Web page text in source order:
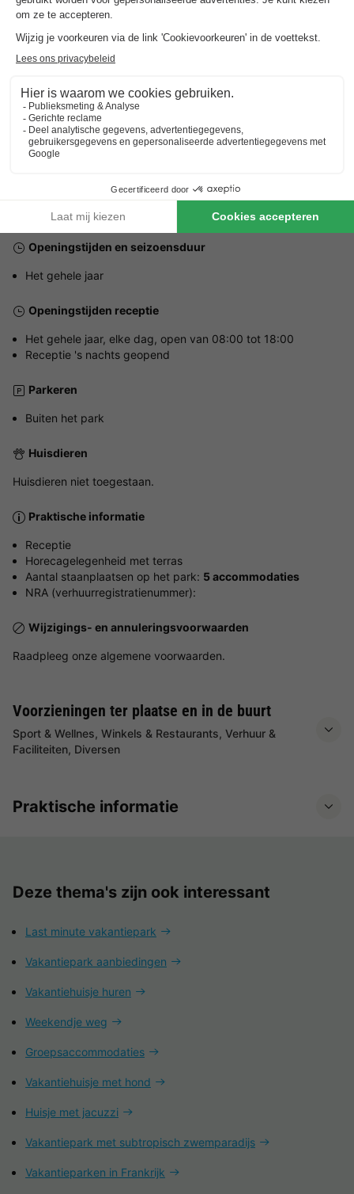
Adres
ALGEMENE INFORMATIE
Openingstijden en seizoensduur
Het gehele jaar
Openingstijden receptie
Het gehele jaar, elke dag, open van 08:00 tot 18:00
Receptie 's nachts geopend
Parkeren
Buiten het park
Huisdieren
Huisdieren niet toegestaan.
Praktische informatie
Receptie
Horecagelegenheid met terras
Aantal staanplaatsen op het park: 5 accommodaties
NRA (verhuurregistratienummer):
Wijzigings- en annuleringsvoorwaarden
Raadpleeg onze algemene voorwaarden.
Voorzieningen ter plaatse en in de buurt
Sport & Wellnes, Winkels & Restaurants, Verhuur &
Faciliteiten, Diversen
Praktische informatie
Deze thema's zijn ook interessant
Last minute vakantiepark
Vakantiepark aanbiedingen
Vakantiehuisje huren
Weekendje weg
Groepsaccommodaties
Vakantiehuisje met hond
Huisje met jacuzzi
Vakantiepark met subtropisch zwemparadijs
Vakantieparken in Frankrijk